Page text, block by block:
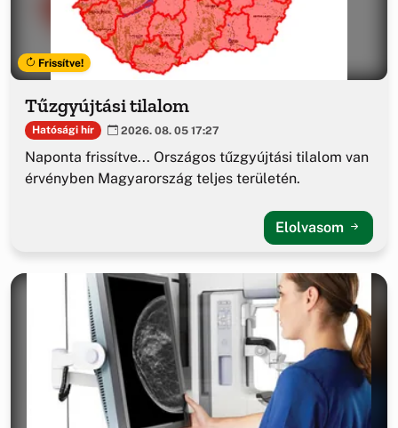
Frissítve!
Tűzgyújtási tilalom
Hatósági hír 2026. 08. 05 17:27
Naponta frissítve... Országos tűzgyújtási tilalom van
érvényben Magyarország teljes területén.
Elolvasom